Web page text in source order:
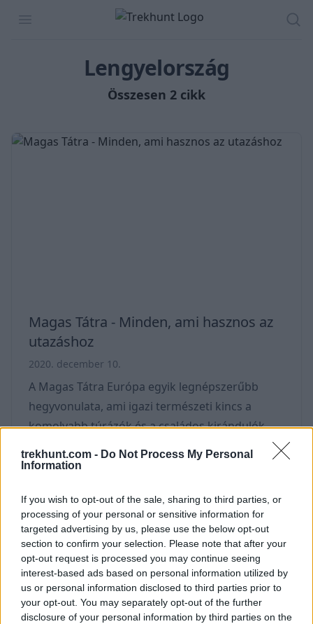
trekhunt.com - Do Not Process My Personal
Information
If you wish to opt-out of the sale, sharing to third parties, or
processing of your personal or sensitive information for
targeted advertising by us, please use the below opt-out
section to confirm your selection. Please note that after your
opt-out request is processed you may continue seeing
interest-based ads based on personal information utilized by
us or personal information disclosed to third parties prior to
your opt-out. You may separately opt-out of the further
disclosure of your personal information by third parties on the
Open menu
Trekhunt
Lengyelország
Összesen 2 cikk
Magas Tátra - Minden, ami hasznos az
utazáshoz
2020. december 10.
A Magas Tátra Európa egyik legnépszerűbb
hegyvonulata, ami igazi természeti kincs a
komolyabb túrázók és a családos kirándulók
turistaparadicsom olyan nevezetességekkel
vagy a Kriván hegy. Már régóta terveztünk írni
egy cikket, ami végre elkészült. Fogadjátok
szeretettel. Szlovákia az egész világon ismert
egyedülálló népi építészetéről, óriási középkori
kastélyairól, természeti szépségéről,
síparadicsoma